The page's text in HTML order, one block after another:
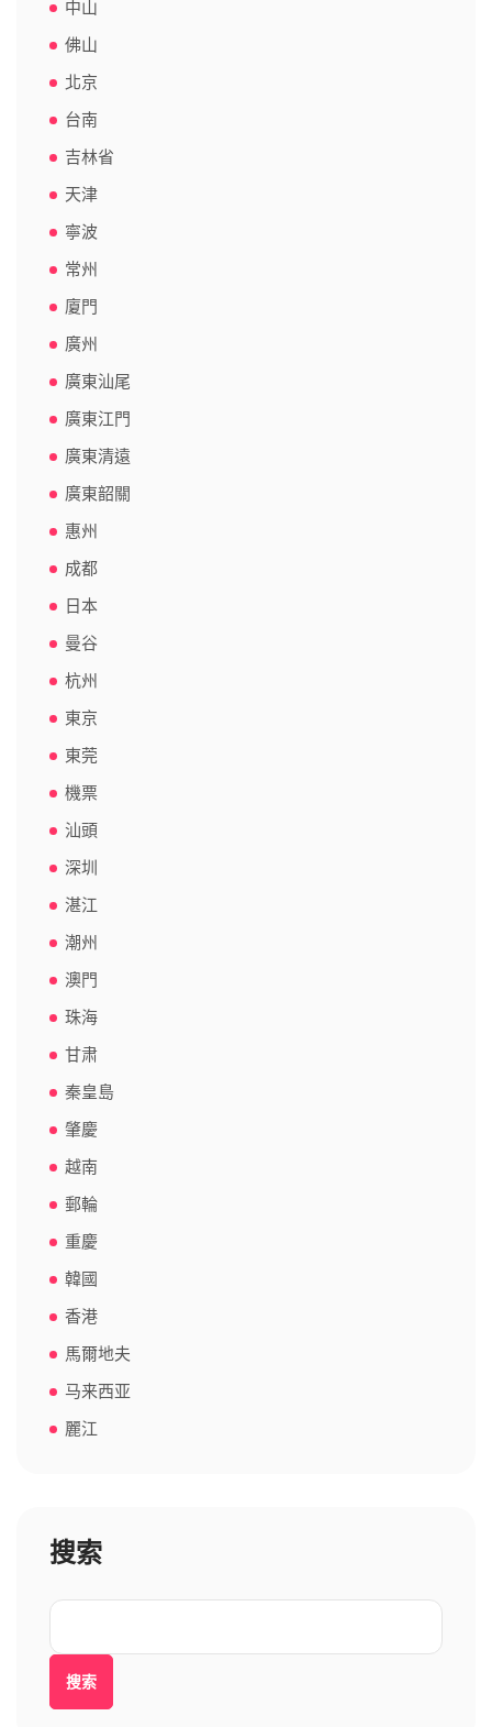
中山
佛山
北京
台南
吉林省
天津
寧波
常州
廈門
廣州
廣東汕尾
廣東江門
廣東清遠
廣東韶關
惠州
成都
日本
曼谷
杭州
東京
東莞
機票
汕頭
深圳
湛江
潮州
澳門
珠海
甘肃
秦皇島
肇慶
越南
郵輪
重慶
韓國
香港
馬爾地夫
马来西亚
麗江
搜索
搜索